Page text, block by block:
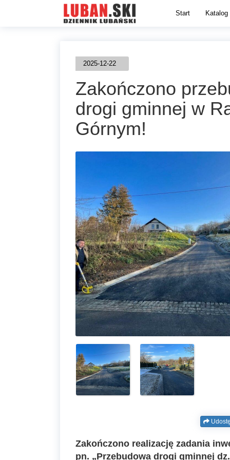
Start Katalog
2025-12-22
Zakończono
drogi gminnej w
Górnym!
Zakończono realizację zadania
pn. „Przebudowa drogi gminnej